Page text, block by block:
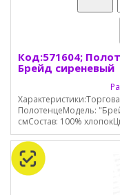
Код:571604;
Брейд сиреневый
ПолотенцеМодель:
смСостав: 100%